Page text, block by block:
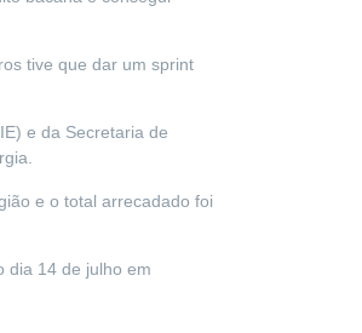
tive que dar um sprint
e da Secretaria de
e o total arrecadado foi
dia 14 de julho em